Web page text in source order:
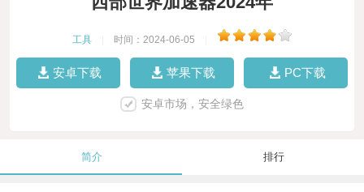
工具 时间：2024-06-05
安卓下载 苹果下载 PC下载
安卓市场，安全绿色
简介 排行